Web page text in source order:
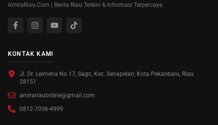
AmiraRiau.Com | Berita Riau Terkini & Informasi Terpercaya
KONTAK KAMI
Jl. Dr. Leimena No.17, Sago, Kec. Senapelan, Kota Pekanbaru, Riau
28151
amirariauonline@gmail.com
0812-7036-4999